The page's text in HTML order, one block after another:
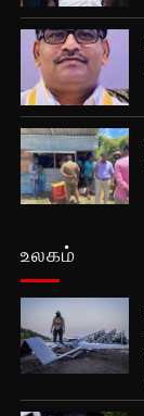
உலகம்